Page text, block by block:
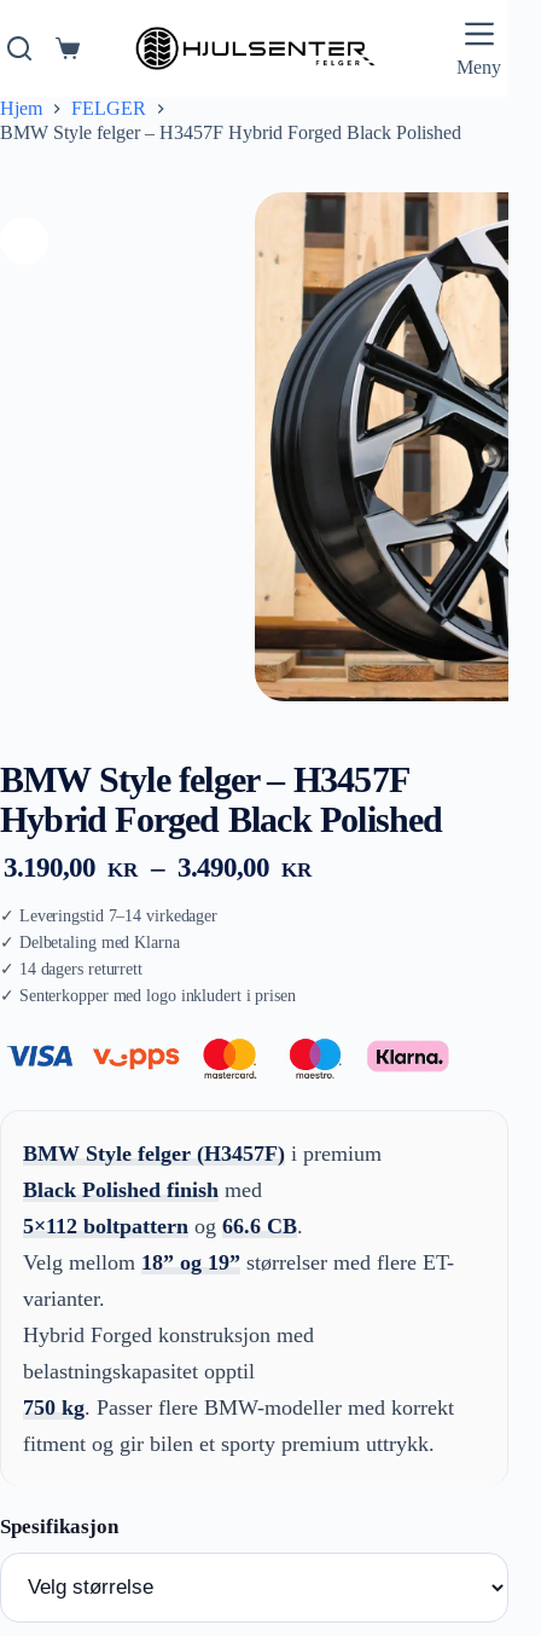
innholdetHandlekurv Meny
Hjem
FELGER
BMW Style felger – H3457F Hybrid Forged Black Polished
BMW Style felger – H3457F
Hybrid Forged Black Polished
3.190,00 KR – 3.490,00 KR
BMW Style felger (H3457F) i premium
Black Polished finish med
5×112 boltpattern og 66.6 CB.
Velg mellom 18” og 19” størrelser med flere ET-
varianter.
Hybrid Forged konstruksjon med
belastningskapasitet opptil
750 kg. Passer flere BMW-modeller med korrekt
fitment og gir bilen et sporty premium uttrykk.